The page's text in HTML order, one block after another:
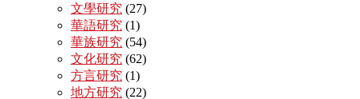
文學研究 (27)
華語研究 (1)
華族研究 (54)
文化研究 (62)
方言研究 (1)
地方研究 (22)